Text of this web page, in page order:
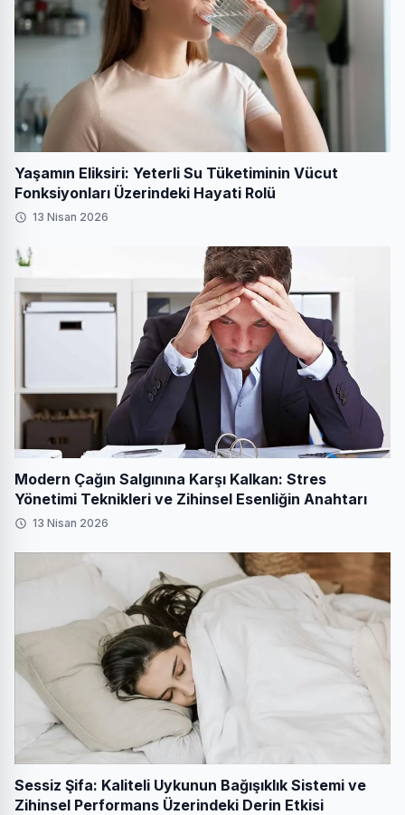
Yaşamın Eliksiri: Yeterli Su Tüketiminin Vücut
Fonksiyonları Üzerindeki Hayati Rolü
13 Nisan 2026
Modern Çağın Salgınına Karşı Kalkan: Stres
Yönetimi Teknikleri ve Zihinsel Esenliğin Anahtarı
13 Nisan 2026
Sessiz Şifa: Kaliteli Uykunun Bağışıklık Sistemi ve
Zihinsel Performans Üzerindeki Derin Etkisi